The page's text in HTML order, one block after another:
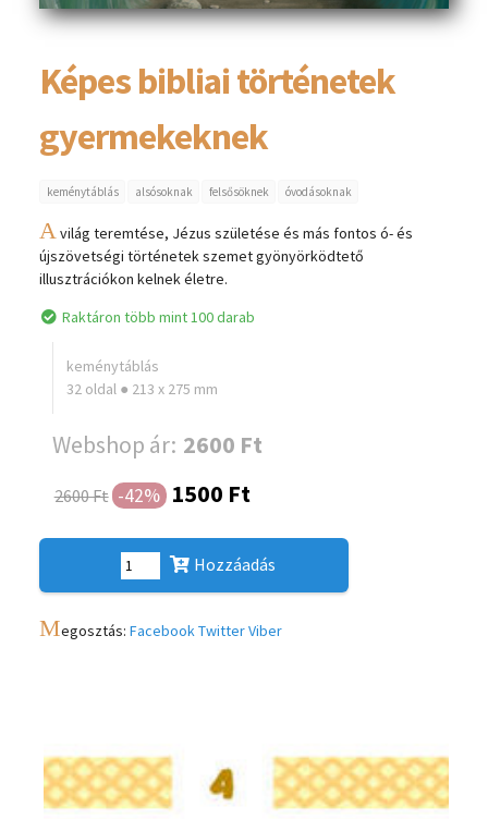
Képes bibliai történetek
gyermekeknek
keménytáblás alsósoknak felsősöknek óvodásoknak
Avilág teremtése, Jézus születése és más fontos ó- és
újszövetségi történetek szemet gyönyörködtető
illusztrációkon kelnek életre.
Raktáron több mint 100 darab
keménytáblás
32 oldal ● 213 x 275 mm
Webshop ár: 2600 Ft
2600 Ft -42% 1500 Ft
Hozzáadás
Megosztás: FacebookTwitterViber